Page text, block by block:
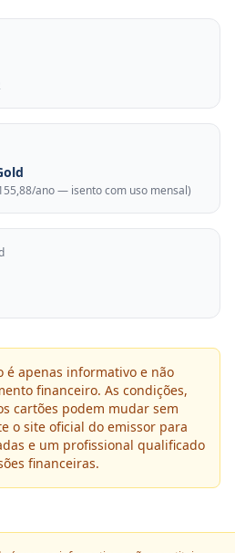
ano — isento com uso mensal)
é apenas informativo e não
financeiro. As condições,
cartões podem mudar sem
o site oficial do emissor para
e um profissional qualificado
financeiras.